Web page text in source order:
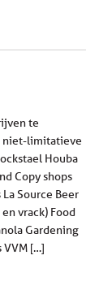
te
niet-limitatieve
Houba
Copy shops
Source Beer
vrack) Food
Gardening
VVM […]